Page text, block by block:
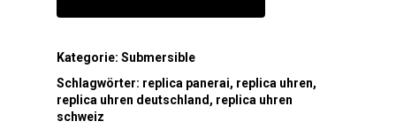
Kategorie: Submersible
Schlagwörter: replica panerai, replica uhren,
replica uhren deutschland , replica uhren
schweiz